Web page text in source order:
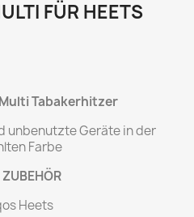
FÜR HEETS
Multi Tabakerhitzer
unbenutzte Geräte in der
Farbe
Heets